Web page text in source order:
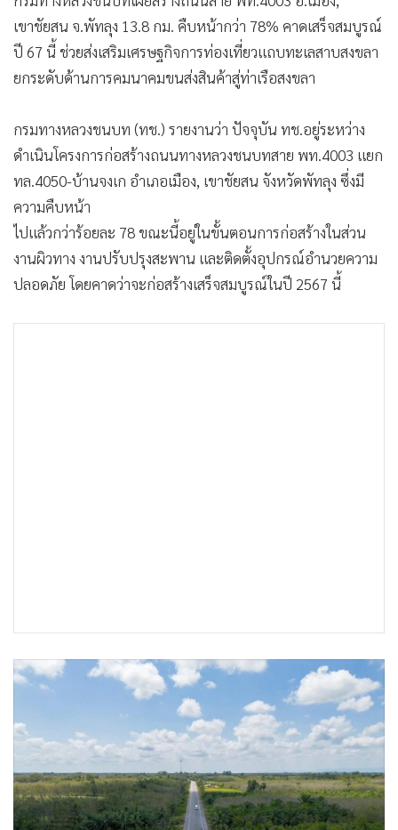
• Motoring
• เกม
• วิทยาศาสตร์
• หุ้น
• อินโดจีน
• กองทุนรวม
• Celeb Online
• Factcheck
• ญี่ปุ่น
• News1
• Gotomanager
เขาชัยสน จ.พัทลุง 13.8 กม. คืบหน้ากว่า 78% คาดเสร็จสมบูรณ์
ปี 67 นี้ ช่วยส่งเสริมเศรษฐกิจการท่องเที่ยวแถบทะเลสาบสงขลา
ยกระดับด้านการคมนาคมขนส่งสินค้าสู่ท่าเรือสงขลา
กรมทางหลวงชนบท (ทช.) รายงานว่า ปัจจุบัน ทช.อยู่ระหว่าง
ดำเนินโครงการก่อสร้างถนนทางหลวงชนบทสาย พท.4003 แยก
ทล.4050-บ้านจงเก อำเภอเมือง, เขาชัยสน จังหวัดพัทลุง ซึ่งมี
ความคืบหน้า
ไปแล้วกว่าร้อยละ 78 ขณะนี้อยู่ในขั้นตอนการก่อสร้างในส่วน
งานผิวทาง งานปรับปรุงสะพาน และติดตั้งอุปกรณ์อำนวยความ
ปลอดภัย โดยคาดว่าจะก่อสร้างเสร็จสมบูรณ์ในปี 2567 นี้